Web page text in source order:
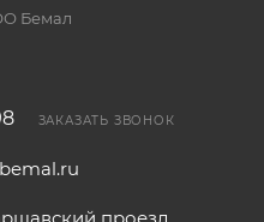
Бемал
ЗАКАЗАТЬ ЗВОНОК